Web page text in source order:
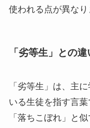
使われる点が異なり
「劣等生」との違
「劣等生」は、主
いる生徒を指す言葉
「落ちこぼれ」と